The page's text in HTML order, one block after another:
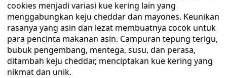
cookies menjadi variasi kue kering lain yang
menggabungkan keju cheddar dan mayones. Keunikan
rasanya yang asin dan lezat membuatnya cocok untuk
para pencinta makanan asin. Campuran tepung terigu,
bubuk pengembang, mentega, susu, dan perasa,
ditambah keju cheddar, menciptakan kue kering yang
nikmat dan unik.